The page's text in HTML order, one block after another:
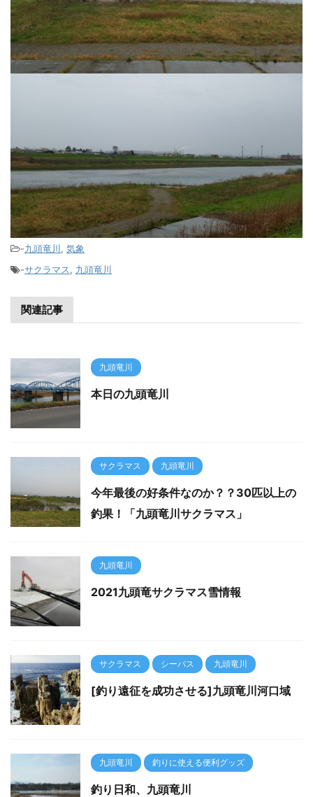
-九頭竜川, 気象
-サクラマス, 九頭竜川
関連記事
九頭竜川
本日の九頭竜川
サクラマス 九頭竜川
今年最後の好条件なのか？？30匹以上の
釣果！「九頭竜川サクラマス」
九頭竜川
2021九頭竜サクラマス雪情報
サクラマス シーバス 九頭竜川
[釣り遠征を成功させる]九頭竜川河口域
九頭竜川 釣りに使える便利グッズ
釣り日和、九頭竜川